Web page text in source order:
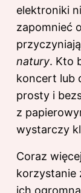
elektroniki
zapomnieć
natury. Kto
koncert lub
prosty i
z
wystarczy
Coraz
korzystanie
ich